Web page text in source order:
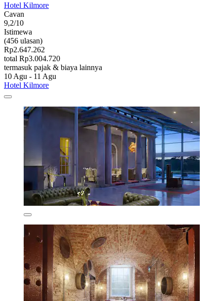
Hotel Kilmore
Cavan
9,2/10
Istimewa
(456 ulasan)
Rp2.647.262
total Rp3.004.720
termasuk pajak & biaya lainnya
10 Agu - 11 Agu
Hotel Kilmore